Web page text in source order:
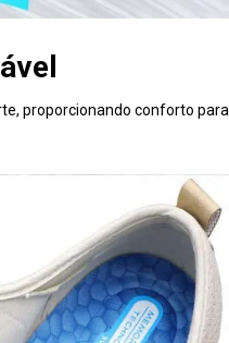
proporcionando conforto para